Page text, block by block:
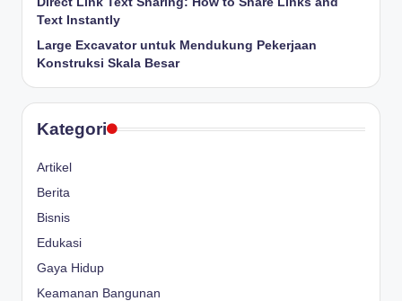
Text Instantly
Large Excavator untuk Mendukung Pekerjaan
Konstruksi Skala Besar
Kategori
Artikel
Berita
Bisnis
Edukasi
Gaya Hidup
Keamanan Bangunan